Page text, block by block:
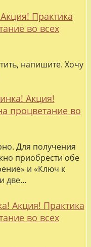
Практика
во всех
напишите. Хочу
Акция!
процветание во
Для получения
приобрести обе
и «Ключ к
две…
Акция! Практика
во всех